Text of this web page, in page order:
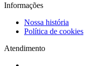
Informações
Nossa história
Política de cookies
Atendimento